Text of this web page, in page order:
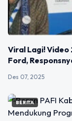
Viral Lagi! Video
Ford,
Des 07, 2025
BERITA